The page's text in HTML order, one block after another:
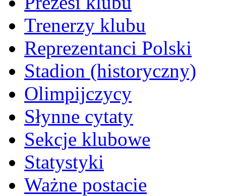
Trenerzy klubu
Reprezentanci Polski
Stadion (historyczny)
Olimpijczycy
Słynne cytaty
Sekcje klubowe
Statystyki
Ważne postacie